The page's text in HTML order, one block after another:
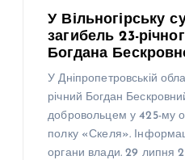
У Вільногірську
загибель 23-
Богдана
У Дніпропетровській
річний Богдан
добровольцем у 425-му
полку «Скеля».
органи влади. 29 липня